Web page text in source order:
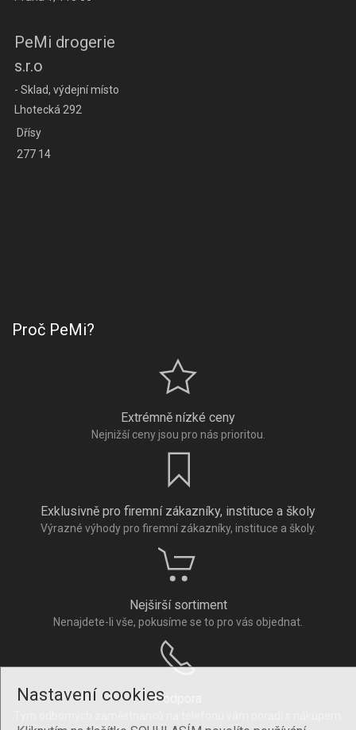
Nastavení cookies
PeMi drogerie
s.r.o
- Sklad, výdejní místo
Lhotecká 292
Dřísy
277 14
Proč PeMi?
Extrémně nízké ceny
Nejnižší ceny jsou pro nás prioritou.
Exklusivně pro firemní zákazníky, instituce a školy
Výrazné výhody pro firemní zákazníky, instituce a školy.
Nejširší sortiment
Nenajdete-li vše, pokusíme se to pro vás objednat.
Podpora